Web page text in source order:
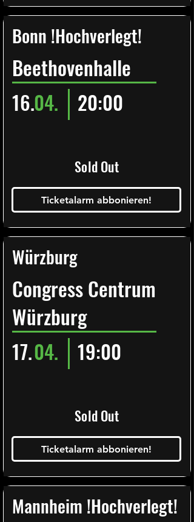
Bonn !Hochverlegt!
Beethovenhalle
16.04. 20:00
Sold Out
Ticketalarm abbonieren!
Würzburg
Congress Centrum
Würzburg
17.04. 19:00
Sold Out
Ticketalarm abbonieren!
Mannheim !Hochverlegt!